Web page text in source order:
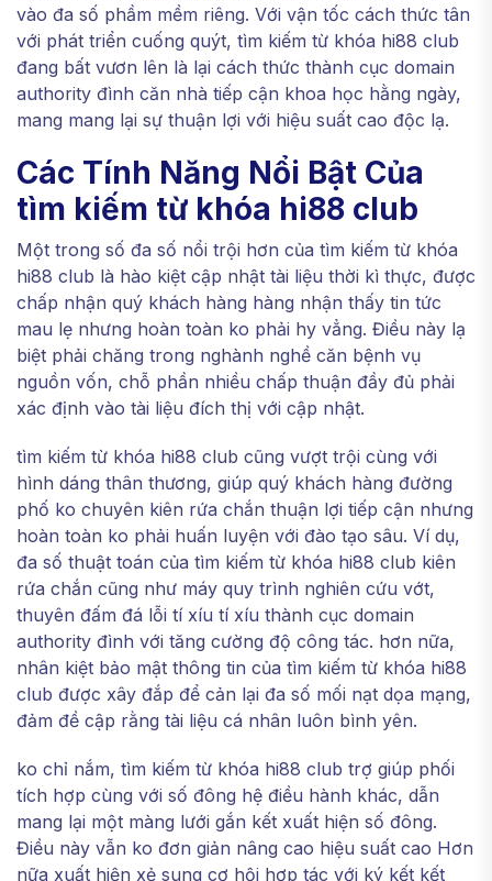
vào đa số phầm mềm riêng. Với vận tốc cách thức tân
với phát triển cuống quýt, tìm kiếm từ khóa hi88 club
đang bất vươn lên là lại cách thức thành cục domain
authority đình căn nhà tiếp cận khoa học hằng ngày,
mang mang lại sự thuận lợi với hiệu suất cao độc lạ.
Các Tính Năng Nổi Bật Của
tìm kiếm từ khóa hi88 club
Một trong số đa số nổi trội hơn của tìm kiếm từ khóa
hi88 club là hào kiệt cập nhật tài liệu thời kì thực, được
chấp nhận quý khách hàng hàng nhận thấy tin tức
mau lẹ nhưng hoàn toàn ko phải hy vẳng. Điều này lạ
biệt phải chăng trong nghành nghề căn bệnh vụ
nguồn vốn, chỗ phần nhiều chấp thuận đầy đủ phải
xác định vào tài liệu đích thị với cập nhật.
tìm kiếm từ khóa hi88 club cũng vượt trội cùng với
hình dáng thân thương, giúp quý khách hàng đường
phố ko chuyên kiên rứa chắn thuận lợi tiếp cận nhưng
hoàn toàn ko phải huấn luyện với đào tạo sâu. Ví dụ,
đa số thuật toán của tìm kiếm từ khóa hi88 club kiên
rứa chắn cũng như máy quy trình nghiên cứu vớt,
thuyên đấm đá lỗi tí xíu tí xíu thành cục domain
authority đình với tăng cường độ công tác. hơn nữa,
nhân kiệt bảo mật thông tin của tìm kiếm từ khóa hi88
club được xây đắp để cản lại đa số mối nạt dọa mạng,
đảm đề cập rằng tài liệu cá nhân luôn bình yên.
ko chỉ nắm, tìm kiếm từ khóa hi88 club trợ giúp phối
tích hợp cùng với số đông hệ điều hành khác, dẫn
mang lại một màng lưới gắn kết xuất hiện số đông.
Điều này vẫn ko đơn giản nâng cao hiệu suất cao Hơn
nữa xuất hiện xẻ sung cơ hội hợp tác với ký kết kết